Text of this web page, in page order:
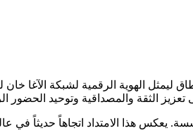
يعكس هذا الامتداد اتجاهاً حديثاً في